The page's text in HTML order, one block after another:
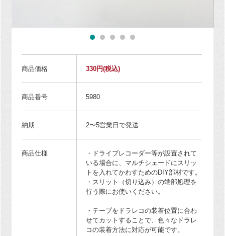
商品価格 330円(税込)
商品番号 5980
納期 2〜5営業日で発送
商品仕様
・ドライブレコーダー等が設置されて
いる場合に、マルチシェードにスリッ
トを入れてかわすためのDIY部材です。
・スリット（切り込み）の端部処理を
行う際にお使いください。
・テープをドラレコの装着位置に合わ
せてカットすることで、色々なドラレ
コの装着方法に対応が可能です。